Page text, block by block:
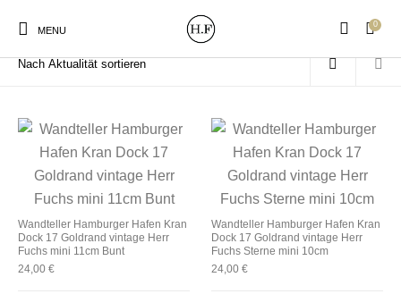
MENU
0
New Products On Sale! Wandteller Geschirrtücher
Gutscheine Magneten
Mützen / Beanies und
Patches
Start / Produkte verschlagwortet mit „Hafen Kran“
Wandteller Hamburger Hafen Kran
Dock 17 Goldrand vintage Herr
Fuchs mini 11cm Bunt
24,00 €
Wandteller Hamburger Hafen Kran
Dock 17 Goldrand vintage Herr
Fuchs Sterne mini 10cm
24,00 €